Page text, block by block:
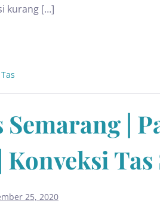
kurang […]
Semarang |
Konveksi
25, 2020